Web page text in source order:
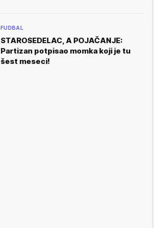
FUDBAL
STAROSEDELAC, A POJAČANJE:
Partizan potpisao momka koji je tu
šest meseci!